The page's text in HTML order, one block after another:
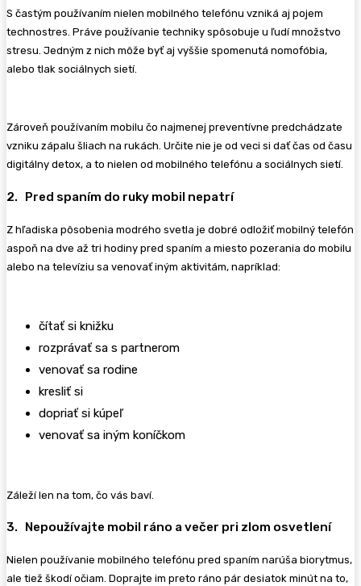
S častým používaním nielen mobilného telefónu vzniká aj pojem
technostres. Práve používanie techniky spôsobuje u ľudí množstvo
stresu. Jedným z nich môže byť aj vyššie spomenutá nomofóbia,
alebo tlak sociálnych sietí.
Zároveň používaním mobilu čo najmenej preventívne predchádzate
vzniku zápalu šliach na rukách. Určite nie je od veci si dať čas od času
digitálny detox, a to nielen od mobilného telefónu a sociálnych sietí.
2. Pred spaním do ruky mobil nepatrí
Z hľadiska pôsobenia modrého svetla je dobré odložiť mobilný telefón
aspoň na dve až tri hodiny pred spaním a miesto pozerania do mobilu
alebo na televíziu sa venovať iným aktivitám, napríklad:
čítať si knižku
rozprávať sa s partnerom
venovať sa rodine
kresliť si
dopriať si kúpeľ
venovať sa iným koníčkom
Záleží len na tom, čo vás baví.
3. Nepoužívajte mobil ráno a večer pri zlom osvetlení
Nielen používanie mobilného telefónu pred spaním narúša biorytmus,
ale tiež škodí očiam. Doprajte im preto ráno pár desiatok minút na to,